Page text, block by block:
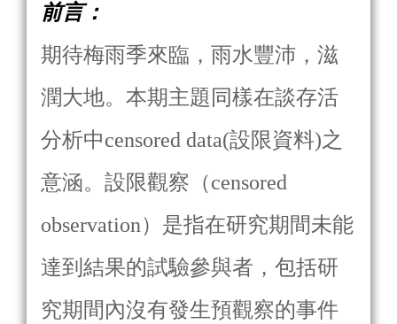
前言：
期待梅雨季來臨，雨水豐沛️，滋
潤大地。本期主題同樣在談存活
分析中censored data(設限資料)之
意涵。設限觀察（censored
observation）是指在研究期間未能
達到結果的試驗參與者，包括研
究期間內沒有發生預觀察的事件